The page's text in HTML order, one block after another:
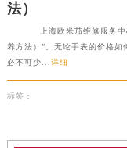
法）
上海欧米茄维修服务中
养方法）”。无论手表的价格如
必不可少... 详细
标签：